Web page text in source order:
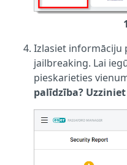
Izlasiet informāciju
jailbreaking. Lai
pieskarieties
palīdzība?